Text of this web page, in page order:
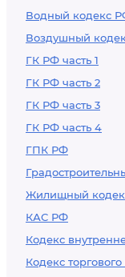
Водный кодекс
Воздушный
ГК РФ часть 1
ГК РФ часть 2
ГК РФ часть 3
ГК РФ часть 4
ГПК РФ
Жилищный
КАС РФ
Кодекс
Кодекс